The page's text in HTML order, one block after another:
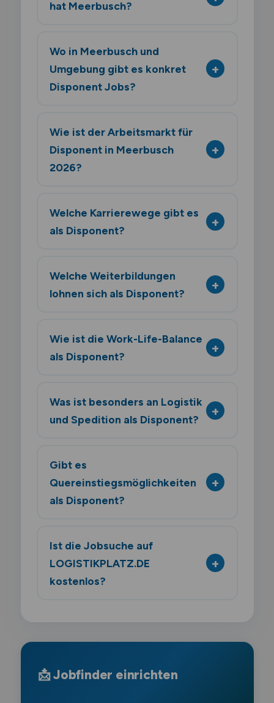
hat Meerbusch?
Wo in Meerbusch und
Umgebung gibt es konkret
Disponent Jobs?
Wie ist der Arbeitsmarkt für
Disponent in Meerbusch
2026?
Welche Karrierewege gibt es
als Disponent?
Welche Weiterbildungen
lohnen sich als Disponent?
Wie ist die Work-Life-Balance
als Disponent?
Was ist besonders an Logistik
und Spedition als Disponent?
Gibt es
Quereinstiegsmöglichkeiten
als Disponent?
Ist die Jobsuche auf
LOGISTIKPLATZ.DE
kostenlos?
📩 Jobfinder einrichten